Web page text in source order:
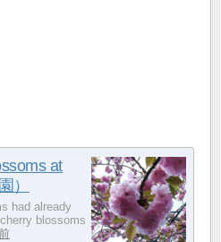
at
）
had already
blossoms